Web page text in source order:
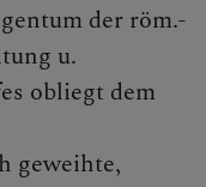
... der röm.-
u.
obliegt dem
geweihte,